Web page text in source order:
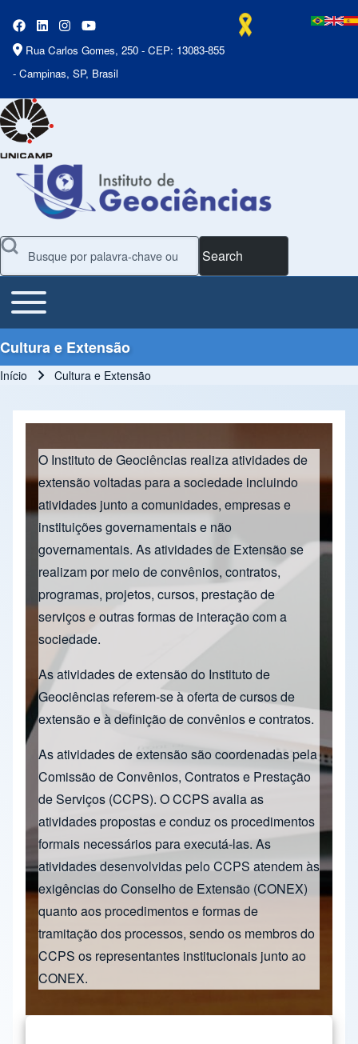
Rua Carlos Gomes, 250 - CEP: 13083-855
- Campinas, SP, Brasil
Search
Main Menu
Toggle main menu
Cultura e Extensão
Início Cultura e Extensão
O Instituto de Geociências realiza atividades de
extensão voltadas para a sociedade incluindo
atividades junto a comunidades, empresas e
instituições governamentais e não
governamentais. As atividades de Extensão se
realizam por meio de convênios, contratos,
programas, projetos, cursos, prestação de
serviços e outras formas de interação com a
sociedade.
As atividades de extensão do Instituto de
Geociências referem-se à oferta de cursos de
extensão e à definição de convênios e contratos.
As atividades de extensão são coordenadas pela
Comissão de Convênios, Contratos e Prestação
de Serviços (CCPS). O CCPS avalia as
atividades propostas e conduz os procedimentos
formais necessários para executá-las. As
atividades desenvolvidas pelo CCPS atendem às
exigências do Conselho de Extensão (CONEX)
quanto aos procedimentos e formas de
tramitação dos processos, sendo os membros do
CCPS os representantes institucionais junto ao
CONEX.